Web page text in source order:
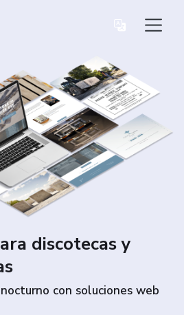
discotecas y
con soluciones web